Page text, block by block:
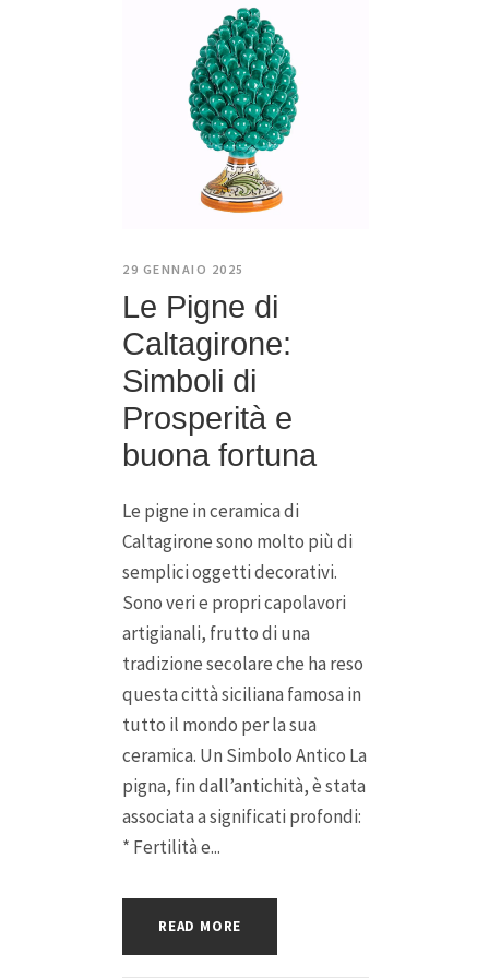
29 GENNAIO 2025
Le Pigne di
Caltagirone:
Simboli di
Prosperità e
buona fortuna
Le pigne in ceramica di
Caltagirone sono molto più di
semplici oggetti decorativi.
Sono veri e propri capolavori
artigianali, frutto di una
tradizione secolare che ha reso
questa città siciliana famosa in
tutto il mondo per la sua
ceramica. Un Simbolo Antico La
pigna, fin dall’antichità, è stata
associata a significati profondi:
* Fertilità e...
READ MORE